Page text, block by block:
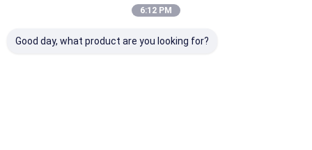
6:12 PM
Good day, what product are you looking for?